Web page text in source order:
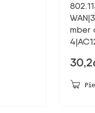
mber